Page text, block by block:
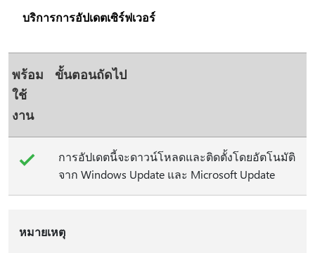
บริการการอัปเดตเซิร์ฟเวอร์
พร้อม
ใช้
งาน
ขั้นตอนถัดไป
การอัปเดตนี้จะดาวน์โหลดและติดตั้งโดยอัตโนมัติ
จาก Windows Update และ Microsoft Update
หมายเหตุ